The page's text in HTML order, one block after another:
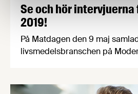
Se och hör
2019!
På Matdagen den 9 maj
livsmedelsbranschen på
samlat våra intervjuer med